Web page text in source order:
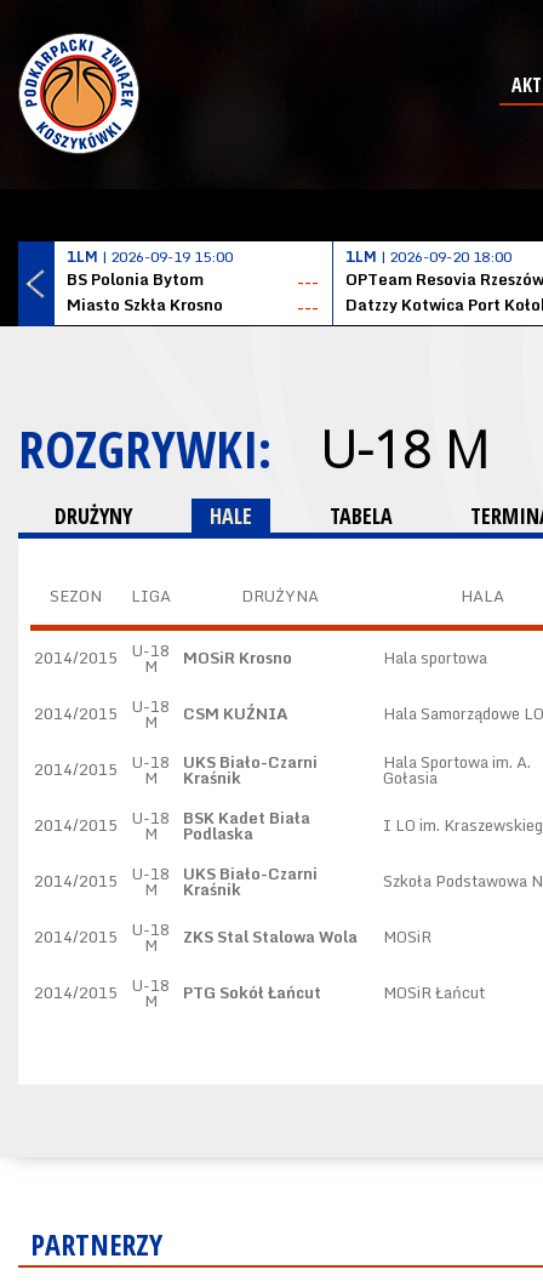
1LM | 2026-09-19 15:00
BS Polonia Bytom
---
Miasto Szkła Krosno
---
1LM | 2026-09-20 18:00
OPTeam Resovia Rzeszów
ROZGRYWKI: U-18 M
DRUŻYNY HALE TABELA
SEZON LIGA DRUŻYNA HALA
2014/2015 U-18
M MOSiR Krosno Hala sportowa
2014/2015 U-18
M CSM KUŹNIA Hala Samorządowe LO
2014/2015 U-18
M
UKS Biało-Czarni
Kraśnik
Hala Sportowa im. A.
Gołasia
2014/2015 U-18
M
BSK Kadet Biała
Podlaska I LO im.
2014/2015 U-18
M
UKS Biało-Czarni
Kraśnik Szkoła Podstawowa
2014/2015 U-18
M ZKS Stal Stalowa Wola MOSiR
2014/2015 U-18
M PTG Sokół Łańcut MOSiR Łańcut
PARTNERZY